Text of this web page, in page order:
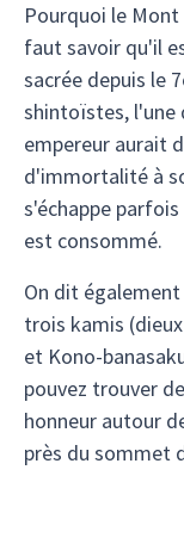
Pourquoi le Mont
faut savoir qu'il
sacrée depuis le
shintoïstes, l'une
empereur aurait
d'immortalité à
s'échappe
est consommé.
On dit
trois kamis
et Kono-
pouvez trouver
honneur autour
près du sommet